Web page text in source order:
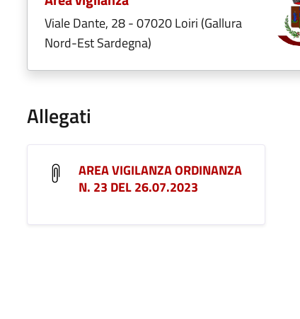
Viale Dante, 28 - 07020 Loiri (Gallura
Nord-Est Sardegna)
Allegati
AREA VIGILANZA ORDINANZA
N. 23 DEL 26.07.2023